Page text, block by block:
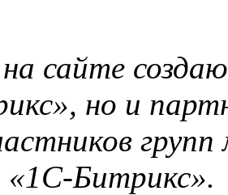
сайте
но и
«1С-Битрикс».